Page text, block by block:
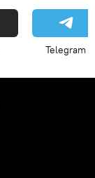
Telegram